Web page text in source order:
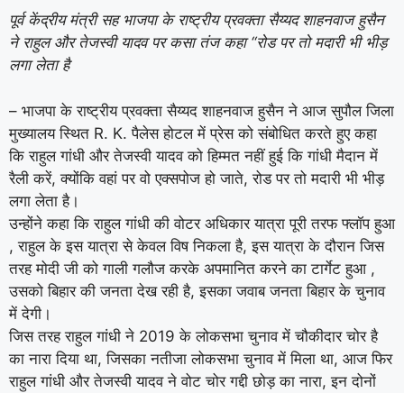
पूर्व केंद्रीय मंत्री सह भाजपा के राष्ट्रीय प्रवक्ता सैय्यद शाहनवाज हुसैन
ने राहुल और तेजस्वी यादव पर कसा तंज कहा “रोड पर तो मदारी भी भीड़
लगा लेता है
– भाजपा के राष्ट्रीय प्रवक्ता सैय्यद शाहनवाज हुसैन ने आज सुपौल जिला
मुख्यालय स्थित R. K. पैलेस होटल में प्रेस को संबोधित करते हुए कहा
कि राहुल गांधी और तेजस्वी यादव को हिम्मत नहीं हुई कि गांधी मैदान में
रैली करें, क्योंकि वहां पर वो एक्सपोज हो जाते, रोड पर तो मदारी भी भीड़
लगा लेता है।
उन्होंने कहा कि राहुल गांधी की वोटर अधिकार यात्रा पूरी तरफ फ्लॉप हुआ
, राहुल के इस यात्रा से केवल विष निकला है, इस यात्रा के दौरान जिस
तरह मोदी जी को गाली गलौज करके अपमानित करने का टार्गेट हुआ ,
उसको बिहार की जनता देख रही है, इसका जवाब जनता बिहार के चुनाव
में देगी।
जिस तरह राहुल गांधी ने 2019 के लोकसभा चुनाव में चौकीदार चोर है
का नारा दिया था, जिसका नतीजा लोकसभा चुनाव में मिला था, आज फिर
राहुल गांधी और तेजस्वी यादव ने वोट चोर गद्दी छोड़ का नारा, इन दोनों